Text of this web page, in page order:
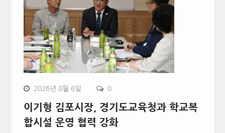
2026년 8월 6일 0
이기형 김포시장, 경기도교육청과 학교복
합시설 운영 협력 강화